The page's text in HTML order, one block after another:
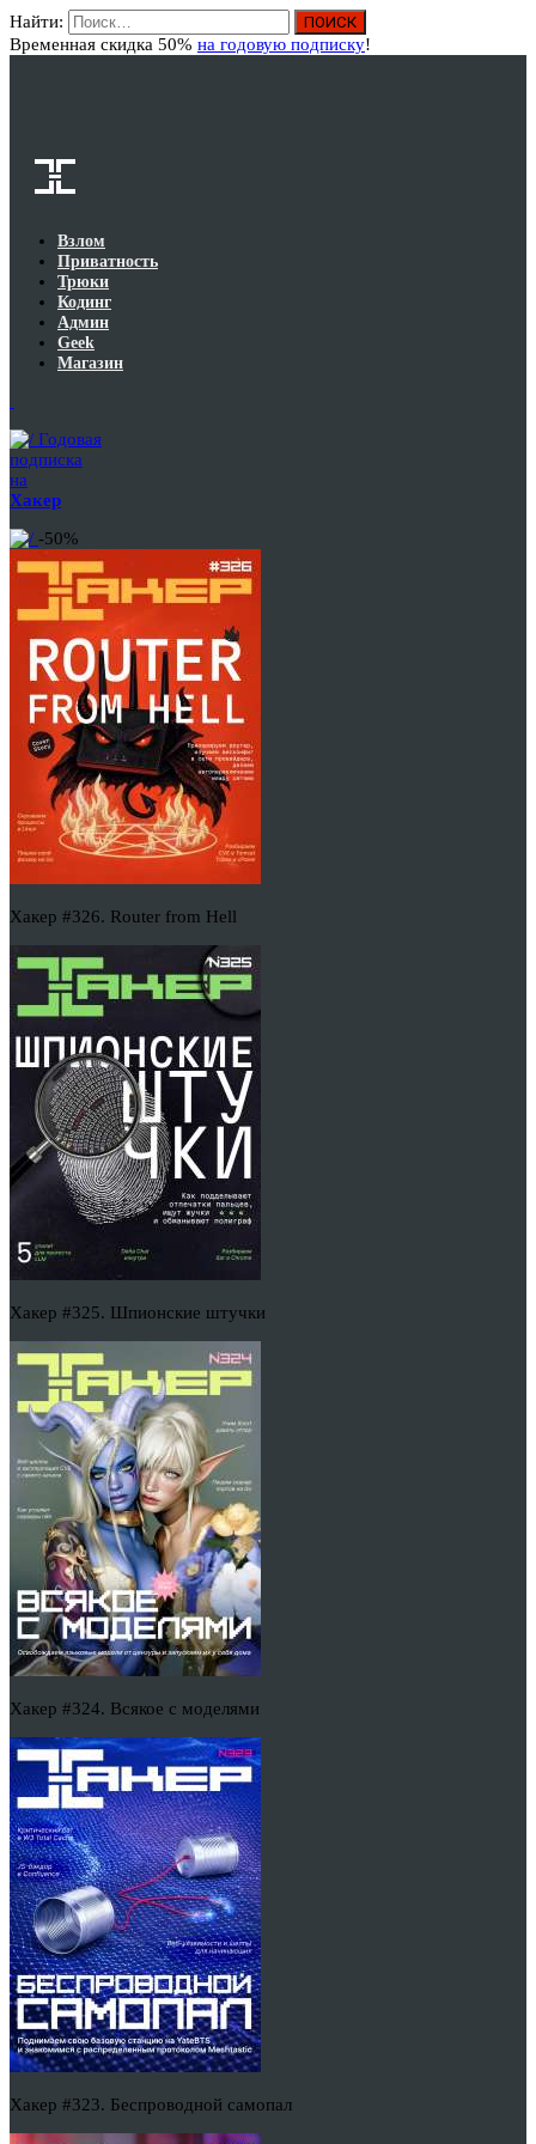
Найти:
Временная скидка 50% на годовую подписку!
Взлом
Приватность
Трюки
Кодинг
Админ
Geek
Магазин
Годовая
подписка
на
Хакер
-50%
Хакер #326. Router from Hell
Хакер #325. Шпионские штучки
Хакер #324. Всякое с моделями
Хакер #323. Беспроводной самопал